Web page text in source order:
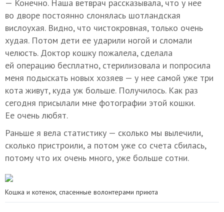
— Конечно. Наша ветврач рассказывала, что у нее
во дворе постоянно слонялась шотландская
вислоухая. Видно, что чистокровная, только очень
худая. Потом дети ее ударили ногой и сломали
челюсть. Доктор кошку пожалела, сделала
ей операцию бесплатно, стерилизовала и попросила
меня подыскать новых хозяев — у нее самой уже три
кота живут, куда уж больше. Получилось. Как раз
сегодня присылали мне фотографии этой кошки.
Ее очень любят.
Раньше я вела статистику — сколько мы вылечили,
сколько пристроили, а потом уже со счета сбилась,
потому что их очень много, уже больше сотни.
Кошка и котенок, спасенные волонтерами приюта